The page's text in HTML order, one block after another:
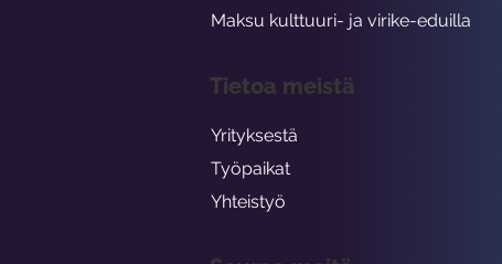
Maksu kulttuuri- ja virike-eduilla
Tietoa meistä
Yrityksestä
Työpaikat
Yhteistyö